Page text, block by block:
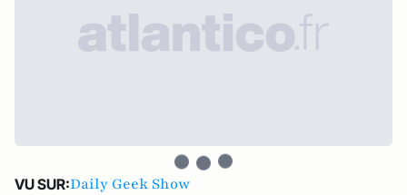
VU SUR:Daily Geek Show